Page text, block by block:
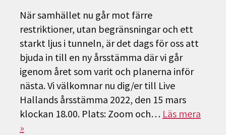
När samhället nu går mot färre
restriktioner, utan begränsningar och ett
starkt ljus i tunneln, är det dags för oss att
bjuda in till en ny årsstämma där vi går
igenom året som varit och planerna inför
nästa. Vi välkomnar nu dig/er till Live
Hallands årsstämma 2022, den 15 mars
klockan 18.00. Plats: Zoom och… Läs mera
»